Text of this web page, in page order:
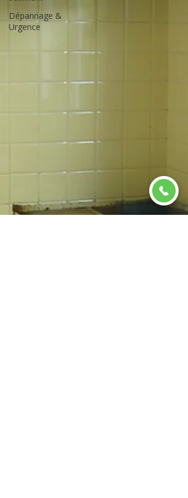
Dépannage &
Urgence